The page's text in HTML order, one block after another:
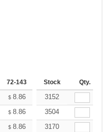
72-143 144-287 288 + More
Stock Qty.
$ 8.86 8.57
3152
$ 8.86 8.57
3504
$ 8.86 8.57
3170